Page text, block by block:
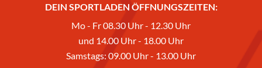
DEIN SPORTLADEN ÖFFNUNGSZEITEN:
Mo - Fr 08.30 Uhr - 12.30 Uhr
und 14.00 Uhr - 18.00 Uhr
Samstags: 09.00 Uhr - 13.00 Uhr